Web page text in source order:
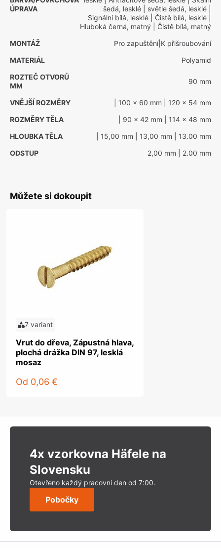
ÚPRAVA
šedá, lesklé | světle šedá, lesklé
Signální bílá, lesklé | Čistě bílá, lesklé
Hluboká černá, matný | Čistě bílá, matný
MONTÁŽ
Pro zapuštění|K přišroubování
MATERIÁL
Polyamid
ROZTEČ OTVORŮ
MM
90 mm
VNĚJŠÍ ROZMĚRY | 100 x 60 mm | 120 x 54 mm
ROZMĚRY TĚLA
| 90 x 42 mm | 114 x 48 mm
HLOUBKA TĚLA
| 15,00 mm | 13,00 mm | 13.00 mm
ODSTUP
2,00 mm | 2.00 mm
Můžete si dokoupit
7 variant
Vrut do dřeva, Zápustná hlava,
plochá drážka DIN 97, lesklá
mosaz
Od 0,06 €
4x vzorkovna Häfele na
Slovensku
Otevřeno každý pracovní den od 7:00.
Pobočky